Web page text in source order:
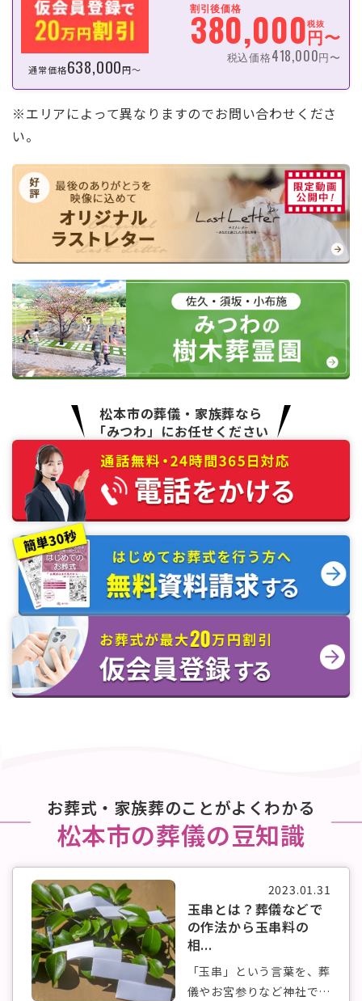
通常価格638,000円〜
割引後価格
380,000円〜
税抜
税込価格418,000円〜
※エリアによって異なりますのでお問い合わせくださ
い。
松本市の葬儀・家族葬なら
「みつわ」にお任せください
お葬式・家族葬のことがよくわかる
松本市の葬儀の豆知識
2023.01.31
玉串とは？葬儀などで
の作法から玉串料の
相...
「玉串」という言葉を、葬
儀やお宮参りなど神社で行